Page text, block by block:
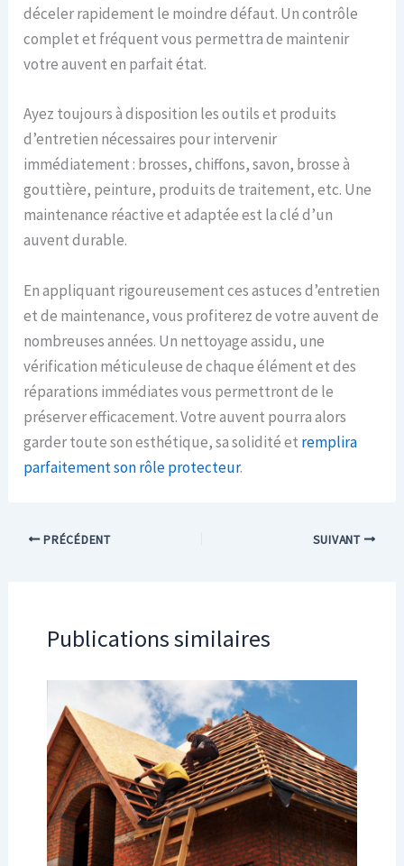
déceler rapidement le moindre défaut. Un contrôle
complet et fréquent vous permettra de maintenir
votre auvent en parfait état.
Ayez toujours à disposition les outils et produits
d’entretien nécessaires pour intervenir
immédiatement : brosses, chiffons, savon, brosse à
gouttière, peinture, produits de traitement, etc. Une
maintenance réactive et adaptée est la clé d’un
auvent durable.
En appliquant rigoureusement ces astuces d’entretien
et de maintenance, vous profiterez de votre auvent de
nombreuses années. Un nettoyage assidu, une
vérification méticuleuse de chaque élément et des
réparations immédiates vous permettront de le
préserver efficacement. Votre auvent pourra alors
garder toute son esthétique, sa solidité et remplira
parfaitement son rôle protecteur.
PRÉCÉDENT SUIVANT
Publications similaires